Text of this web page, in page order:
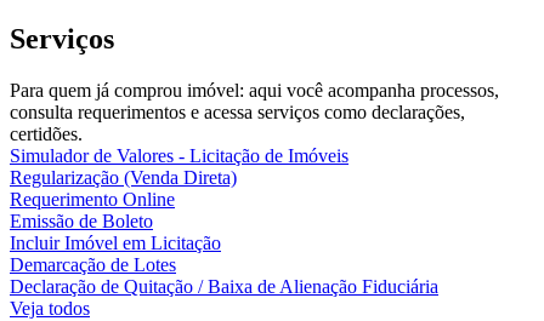
Serviços
Para quem já comprou imóvel: aqui você acompanha processos,
consulta requerimentos e acessa serviços como declarações,
certidões.
Simulador de Valores - Licitação de Imóveis
Regularização (Venda Direta)
Requerimento Online
Emissão de Boleto
Incluir Imóvel em Licitação
Demarcação de Lotes
Declaração de Quitação / Baixa de Alienação Fiduciária
Veja todos